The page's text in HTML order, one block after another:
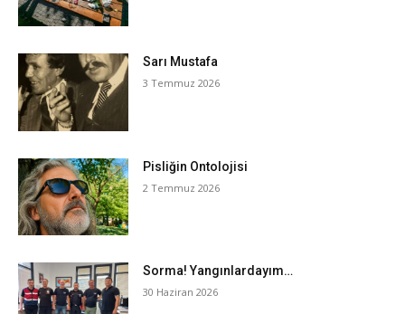
Sarı Mustafa
3 Temmuz 2026
Pisliğin Ontolojisi
2 Temmuz 2026
Sorma! Yangınlardayım…
30 Haziran 2026